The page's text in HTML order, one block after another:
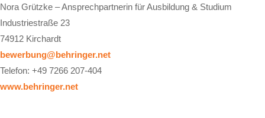
Nora Grützke – Ansprechpartnerin für Ausbildung & Studium
Industriestraße 23
74912 Kirchardt
bewerbung@behringer.net
Telefon: +49 7266 207-404
www.behringer.net